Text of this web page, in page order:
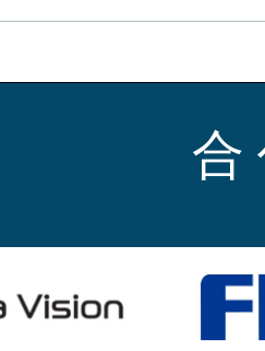
合